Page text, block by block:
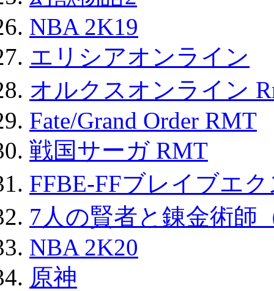
NBA 2K19
エリシアオンライン
オルクスオンライン
Fate/Grand Order RMT
戦国サーガ RMT
FFBE-FFブレイブエ
7人の賢者と錬金術師
NBA 2K20
原神